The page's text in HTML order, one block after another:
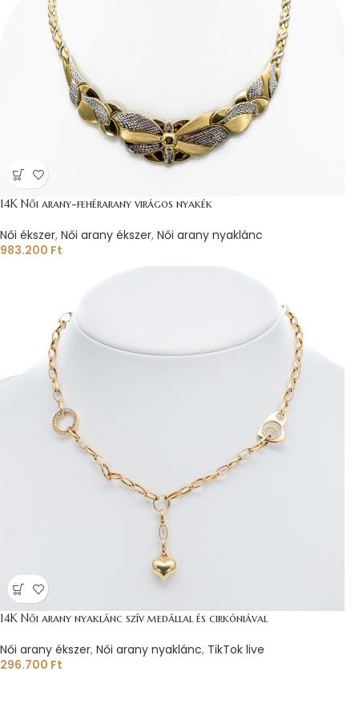
14K Női arany-fehérarany virágos nyakék
Női ékszer, Női arany ékszer, Női arany nyaklánc
983.200 Ft
14K Női arany nyaklánc szív medállal és cirkóniával
Női arany ékszer, Női arany nyaklánc, TikTok live
296.700 Ft